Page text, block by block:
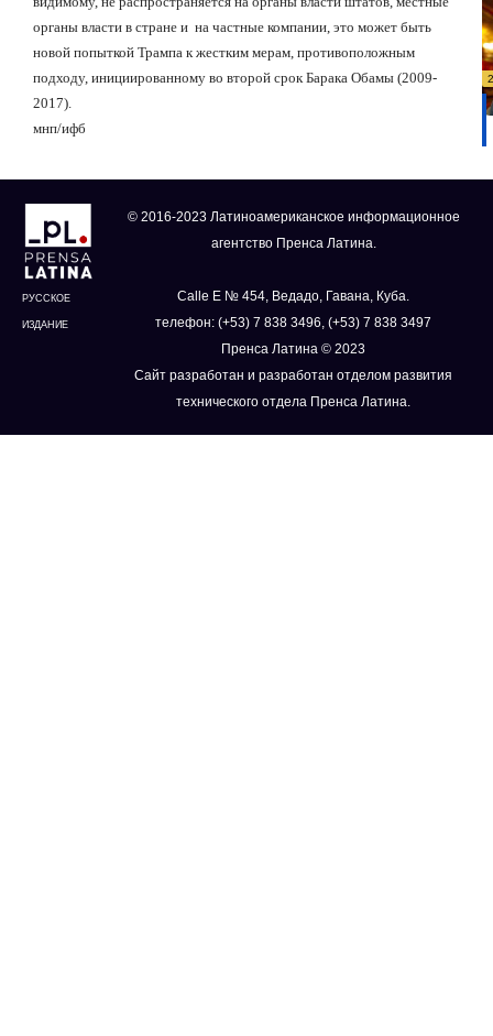
органы власти в стране и на частные компании, это может быть
новой попыткой Трампа к жестким мерам, противоположным
подходу, инициированному во второй срок Барака Обамы (2009-
2017).
мнп/ифб
РУССКОЕ
ИЗДАНИЕ
© 2016-2023 Латиноамериканское информационное
агентство Пренса Латина.
Calle E № 454, Ведадо, Гавана, Куба.
телефон: (+53) 7 838 3496, (+53) 7 838 3497
Пренса Латина © 2023
Сайт разработан и разработан отделом развития
технического отдела Пренса Латина.